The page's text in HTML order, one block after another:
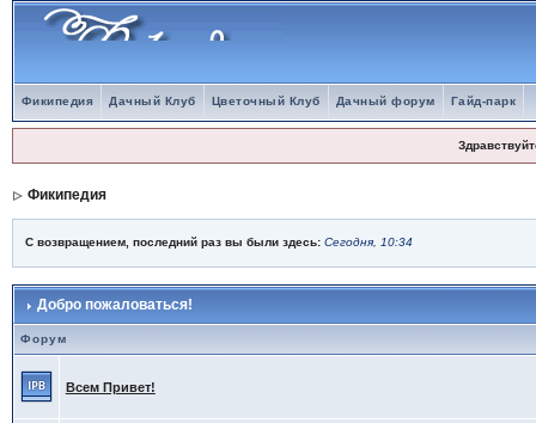
Фикипедия Дачный Клуб Цветочный Клуб Дачный форум Гайд-парк
Фикипедия
С возвращением, последний раз вы были здесь: Сегодня, 10:34
Добро пожаловаться!
Форум
Всем Привет!